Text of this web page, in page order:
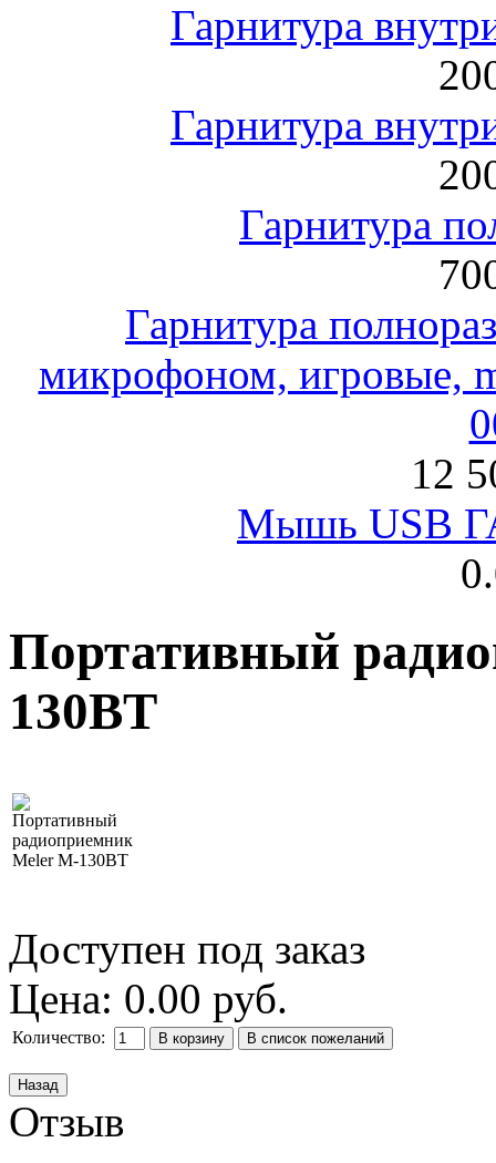
Гарнитура
Гарнитура
Гарнитура
Гарнитура
микрофоном, игровые,
12
Мышь USB
Портативный
130BT
Доступен под заказ
Цена: 0.00 руб.
Количество:
Отзыв